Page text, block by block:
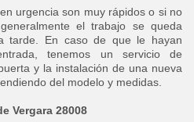
urgencia son muy rápidos o si no
el trabajo se queda
tarde. En caso de que le hayan
tenemos un servicio de
y la instalación de una nueva
del modelo y medidas.
Vergara 28008